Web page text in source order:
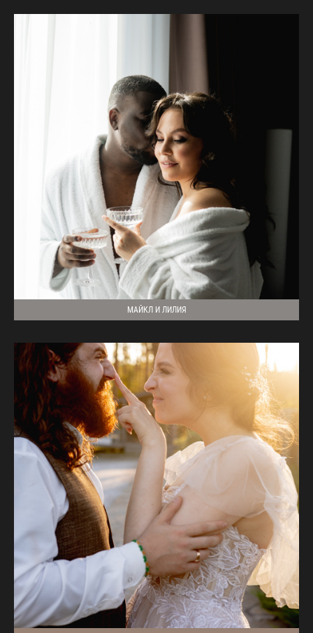
МАЙКЛ И ЛИЛИЯ